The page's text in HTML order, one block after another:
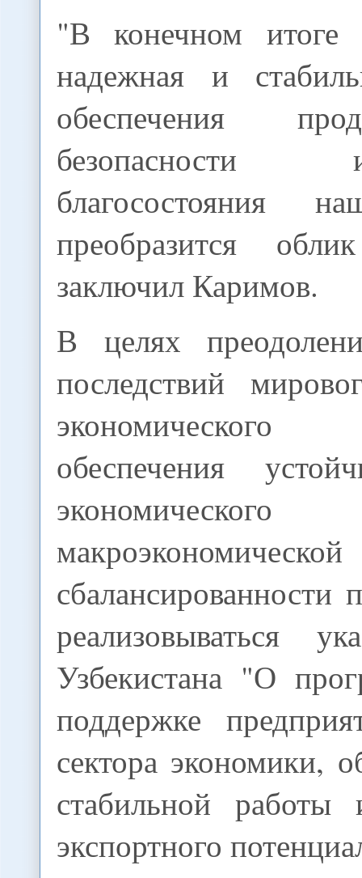
"В конечном итоге
надежная и
обеспечения
благосостояния
преобразится
заключил Каримов.
В целях
последствий
обеспечения
макроэкономической
сбалансированности
реализовываться
Узбекистана "О
поддержке
сектора экономики,
стабильной работы
экспортного